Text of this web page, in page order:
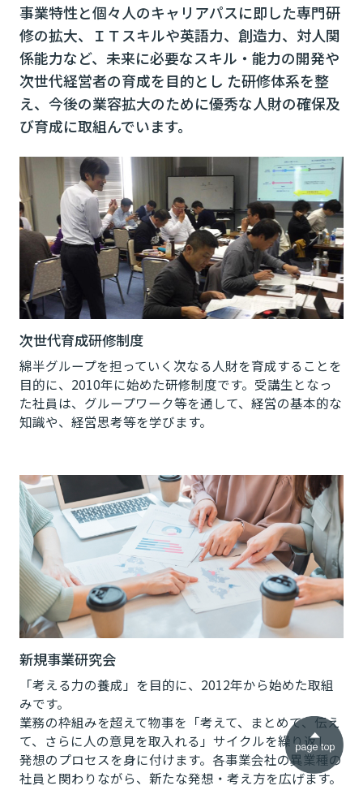
事業特性と個々人のキャリアパスに即した専門研
修の拡大、ＩＴスキルや英語力、創造力、対人関
係能力など、未来に必要なスキル・能力の開発や
次世代経営者の育成を目的とし た研修体系を整
え、今後の業容拡大のために優秀な人財の確保及
び育成に取組んでいます。
次世代育成研修制度
綿半グループを担っていく次なる人財を育成することを
目的に、2010年に始めた研修制度です。受講生となっ
た社員は、グループワーク等を通して、経営の基本的な
知識や、経営思考等を学びます。
新規事業研究会
「考える力の養成」を目的に、2012年から始めた取組
みです。
業務の枠組みを超えて物事を「考えて、まとめて、伝え
て、さらに人の意見を取入れる」サイクルを繰り返し、
発想のプロセスを身に付けます。各事業会社の異業種の
社員と関わりながら、新たな発想・考え方を広げます。